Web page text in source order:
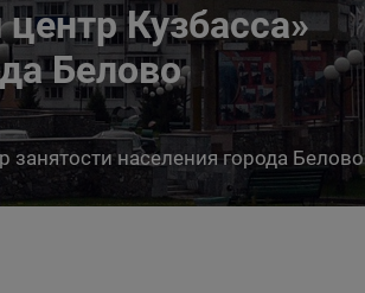
Кузбасса»
Белово
населения города Белово